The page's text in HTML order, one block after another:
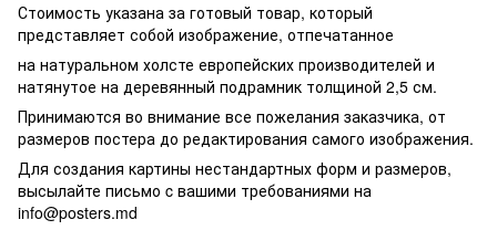
Стоимость указана за готовый товар, который
представляет собой изображение, отпечатанное
на натуральном холсте европейских производителей и
натянутое на деревянный подрамник толщиной 2,5 см.
Принимаются во внимание все пожелания заказчика, от
размеров постера до редактирования самого изображения.
Для создания картины нестандартных форм и размеров,
высылайте письмо c вашими требованиями на
info@posters.md